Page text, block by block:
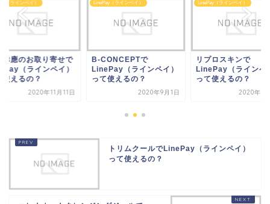
（ラインペイ）
で
（ラインペイ）
使えるの？
2020年9月1日
LinePay（ラインペイ）
リプロスキンで
LinePay（ラインペイ）
って使えるの？
2020年10月9日
LinePay（ラインペイ）
服部幸應のお取り寄
LinePay（ラインペ
って使えるの？
2020年11
トリムクールでLinePay（ラインペイ）
って使えるの？